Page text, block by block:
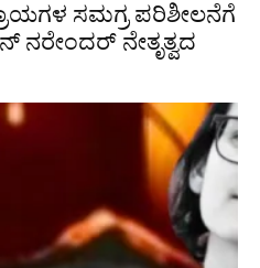
ಸಮಗ್ರ ಪರಿಶೀಲನೆಗೆ
ನರೇಂದರ್ ನೇತೃತ್ವದ